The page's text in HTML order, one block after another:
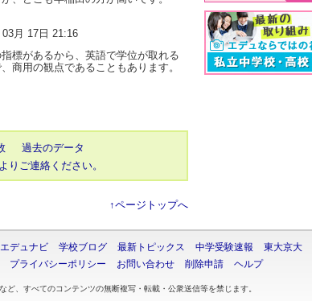
月 17日 21:16
標があるから、英語で学位が取れる
商用の観点であることもあります。
過去のデータ
りご連絡ください。
↑ページトップへ
エデュナビ 学校ブログ 最新トピックス 中学受験速報 東大京大
プライバシーポリシー お問い合わせ 削除申請 ヘルプ
ど、すべてのコンテンツの無断複写・転載・公衆送信等を禁じます。